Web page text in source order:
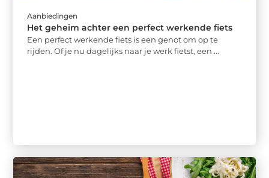
Aanbiedingen
Het geheim achter een perfect werkende fiets
Een perfect werkende fiets is een genot om op te
rijden. Of je nu dagelijks naar je werk fietst, een ...